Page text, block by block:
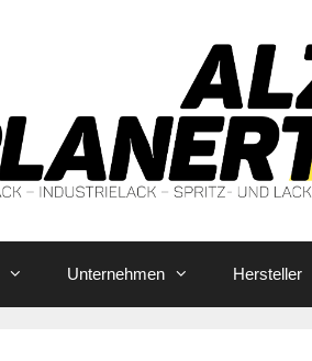
Unternehmen Hersteller